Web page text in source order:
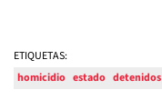
ETIQUETAS:
homicidio estado detenidos